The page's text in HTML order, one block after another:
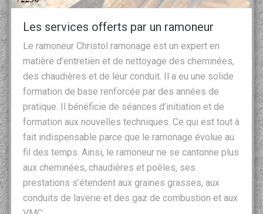
Les services offerts par un ramoneur
Le ramoneur Christol ramonage est un expert en
matière d’entretien et de nettoyage des cheminées,
des chaudières et de leur conduit. Il a eu une solide
formation de base renforcée par des années de
pratique. Il bénéficie de séances d’initiation et de
formation aux nouvelles techniques. Ce qui est tout à
fait indispensable parce que le ramonage évolue au
fil des temps. Ainsi, le ramoneur ne se cantonne plus
aux cheminées, chaudières et poêles, ses
prestations s’étendent aux graines grasses, aux
conduits de laverie et des gaz de combustion et aux